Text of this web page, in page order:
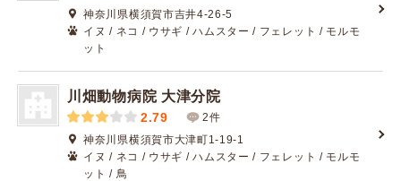
神奈川県横須賀市吉井4-26-5
イヌ / ネコ / ウサギ / ハムスター / フェレット / モルモ
ット
川畑動物病院 大津分院
2.79
2件
神奈川県横須賀市大津町1-19-1
イヌ / ネコ / ウサギ / ハムスター / フェレット / モルモ
ット / 鳥